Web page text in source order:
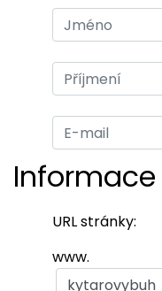
URL stránky:
www.